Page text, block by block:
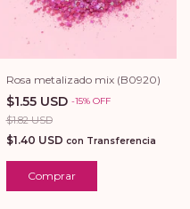
Rosa metalizado mix (B0920)
$1.55 USD -15% OFF
$1.82 USD
$1.40 USD con Transferencia
Comprar